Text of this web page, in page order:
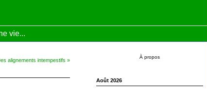
vie...
À propos
Août 2026
alignements intempestifs »